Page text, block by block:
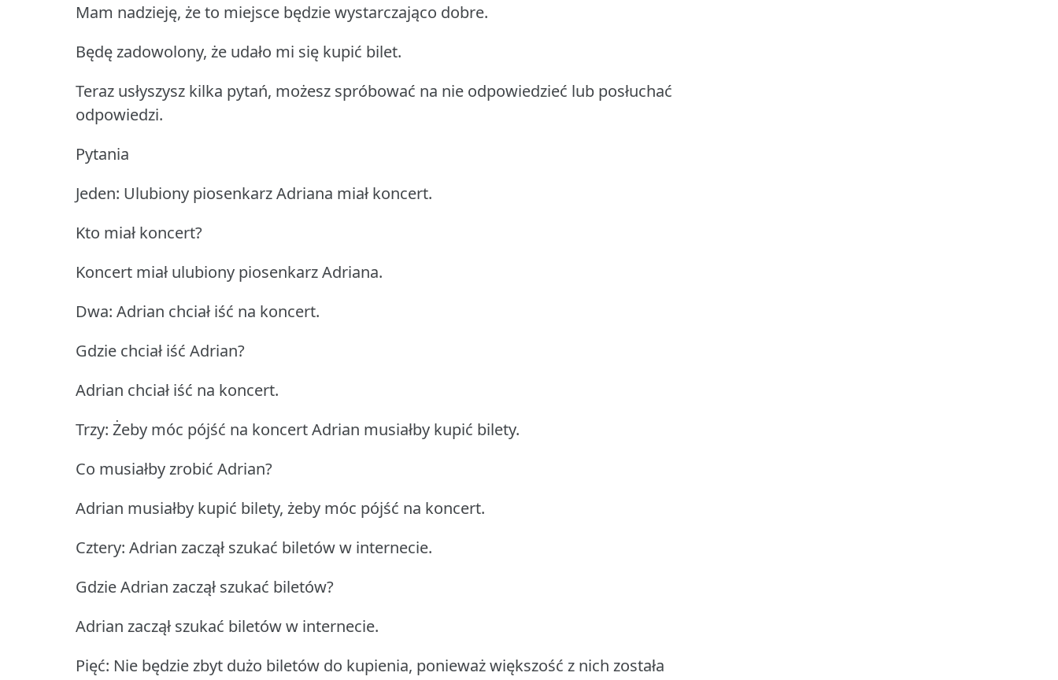
Mam nadzieję, że to miejsce będzie wystarczająco dobre.
Będę zadowolony, że udało mi się kupić bilet.
Teraz usłyszysz kilka pytań, możesz spróbować na nie odpowiedzieć lub posłuchać
odpowiedzi.
Pytania
Jeden: Ulubiony piosenkarz Adriana miał koncert.
Kto miał koncert?
Koncert miał ulubiony piosenkarz Adriana.
Dwa: Adrian chciał iść na koncert.
Gdzie chciał iść Adrian?
Adrian chciał iść na koncert.
Trzy: Żeby móc pójść na koncert Adrian musiałby kupić bilety.
Co musiałby zrobić Adrian?
Adrian musiałby kupić bilety, żeby móc pójść na koncert.
Cztery: Adrian zaczął szukać biletów w internecie.
Gdzie Adrian zaczął szukać biletów?
Adrian zaczął szukać biletów w internecie.
Pięć: Nie będzie zbyt dużo biletów do kupienia, ponieważ większość z nich została